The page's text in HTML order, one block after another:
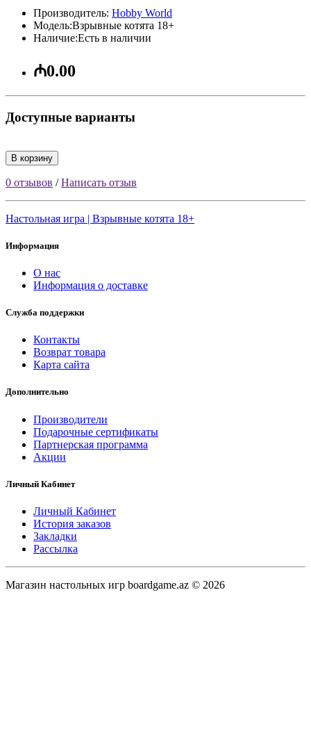
Производитель: Hobby World
Модель:Взрывные котята 18+
Наличие:Есть в наличии
₼0.00
Доступные варианты
В корзину
0 отзывов /Написать отзыв
Настольная игра | Взрывные котята 18+
Информация
О нас
Информация о доставке
Служба поддержки
Контакты
Возврат товара
Карта сайта
Дополнительно
Производители
Подарочные сертификаты
Партнерская программа
Акции
Личный Кабинет
Личный Кабинет
История заказов
Закладки
Рассылка
Магазин настольных игр boardgame.az © 2026